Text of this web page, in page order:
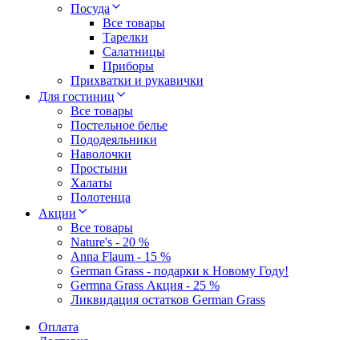
Посуда
Все товары
Тарелки
Салатницы
Приборы
Прихватки и рукавички
Для гостиниц
Все товары
Постельное белье
Пододеяльники
Наволочки
Простыни
Халаты
Полотенца
Акции
Все товары
Nature's - 20 %
Anna Flaum - 15 %
German Grass - подарки к Новому Году!
Germna Grass Акция - 25 %
Ликвидация остатков German Grass
Оплата